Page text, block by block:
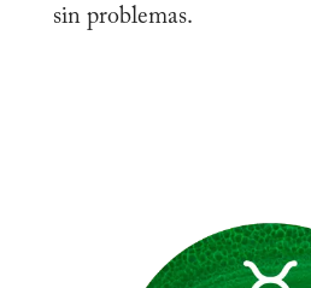
sin problemas.